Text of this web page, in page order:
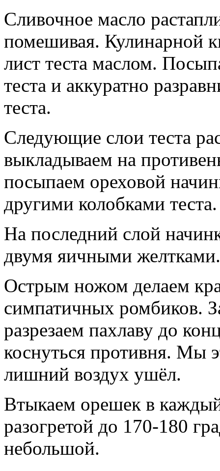
Сливочное масло
помешивая. Кулинарной
лист теста маслом.
теста и аккуратно
теста.
Следующие слои теста
выкладываем на
посыпаем ореховой
другими колобками теста.
На последний слой
двумя яичными желтками.
Острым ножом делаем
симпатичных ромбиков.
разрезаем пахлаву до
коснуться противня. Мы
лишний воздух ушёл.
Втыкаем орешек в
разогретой до 170-180
небольшой.